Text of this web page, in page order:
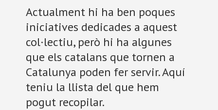
Actualment hi ha ben poques
iniciatives dedicades a aquest
col·lectiu, però hi ha algunes
que els catalans que tornen a
Catalunya poden fer servir. Aquí
teniu la llista del que hem
pogut recopilar.